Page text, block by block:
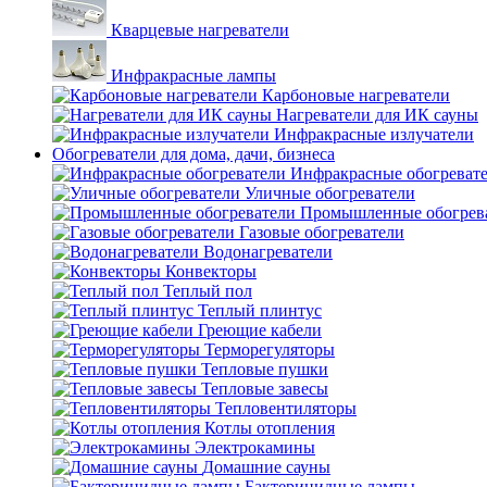
Кварцевые нагреватели
Инфракрасные лампы
Карбоновые нагреватели
Нагреватели для ИК сауны
Инфракрасные излучатели
Обогреватели для дома, дачи, бизнеса
Инфракрасные
Уличные обогреватели
Промышленные
Газовые обогреватели
Водонагреватели
Конвекторы
Теплый пол
Теплый плинтус
Греющие кабели
Терморегуляторы
Тепловые пушки
Тепловые завесы
Тепловентиляторы
Котлы отопления
Электрокамины
Домашние сауны